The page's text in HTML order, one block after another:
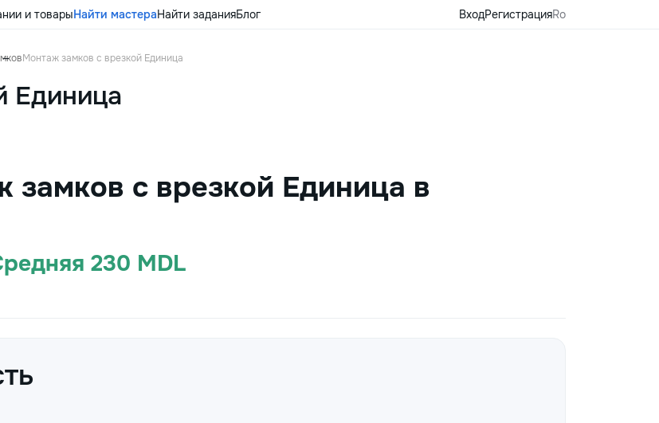
и товарыНайти мастераНайти заданияБлог ВходРегистрацияRo
Монтаж замков с врезкой Единица
Единица
замков с врезкой Единица в
230 MDL